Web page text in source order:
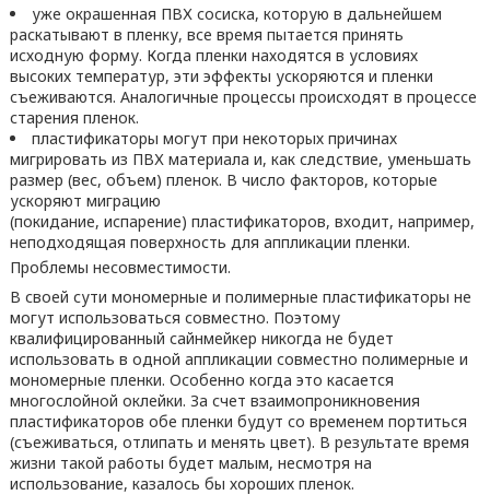
уже окрашенная ПВХ сосиска, которую в дальнейшем
раскатывают в пленку, все время пытается принять
исходную форму. Когда пленки находятся в условиях
высоких температур, эти эффекты ускоряются и пленки
съеживаются. Аналогичные процессы происходят в процессе
старения пленок.
пластификаторы могут при некоторых причинах
мигрировать из ПВХ материала и, как следствие, уменьшать
размер (вес, объем) пленок. В число факторов, которые
ускоряют миграцию
(покидание, испарение) пластификаторов, входит, например,
неподходящая поверхность для аппликации пленки.
Проблемы несовместимости.
В своей сути мономерные и полимерные пластификаторы не
могут использоваться совместно. Поэтому
квалифицированный сайнмейкер никогда не будет
использовать в одной аппликации совместно полимерные и
мономерные пленки. Особенно когда это касается
многослойной оклейки. За счет взаимопроникновения
пластификаторов обе пленки будут со временем портиться
(съеживаться, отлипать и менять цвет). В результате время
жизни такой pa6oты будет малым, несмотря на
использование, казалось бы хороших пленок.